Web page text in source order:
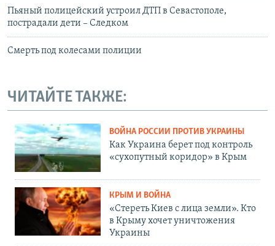
Пьяный полицейский устроил ДТП в Севастополе,
пострадали дети – Следком
Смерть под колесами полиции
ЧИТАЙТЕ ТАКЖЕ:
ВОЙНА РОССИИ ПРОТИВ УКРАИНЫ
Как Украина берет под контроль
«сухопутный коридор» в Крым
КРЫМ И ВОЙНА
«Стереть Киев с лица земли». Кто
в Крыму хочет уничтожения
Украины